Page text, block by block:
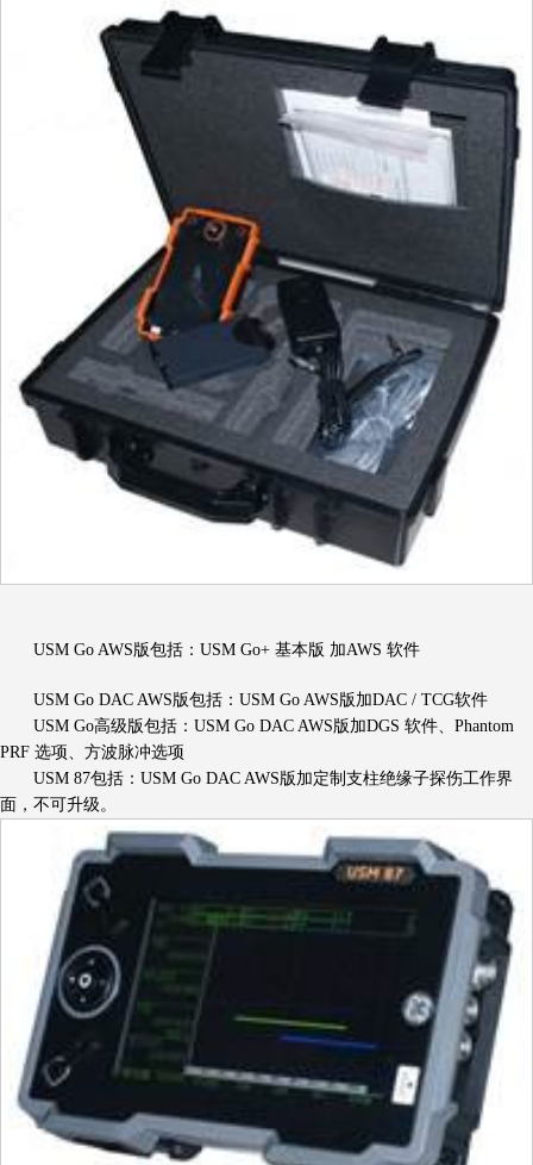
USM Go AWS版包括：USM Go+ 基本版 加AWS 软件
USM Go DAC AWS版包括：USM Go AWS版加DAC / TCG软件
USM Go高级版包括：USM Go DAC AWS版加DGS 软件、Phantom
PRF 选项、方波脉冲选项
USM 87包括：USM Go DAC AWS版加定制支柱绝缘子探伤工作界
面，不可升级。